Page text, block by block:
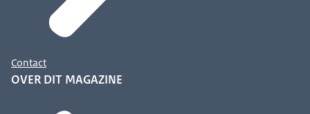
Contact
OVER DIT MAGAZINE